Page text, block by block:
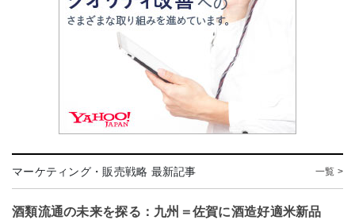
マーケティング・販売戦略 最新記事 一覧 >
酒類流通の未来を探る：九州＝佐賀に酒造好適米新品